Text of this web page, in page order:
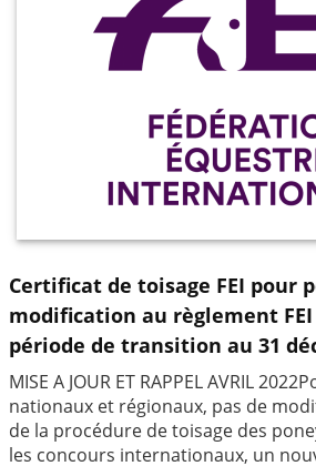
Certificat de toisage FEI pour
modification au règlement
période de transition au 31
MISE A JOUR ET RAPPEL AVRIL
nationaux et régionaux, pas de
de la procédure de toisage des
les concours internationaux, un